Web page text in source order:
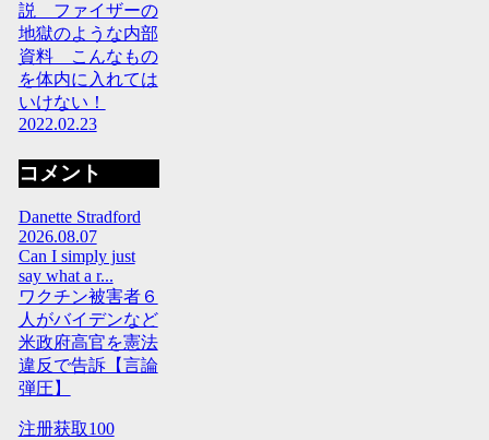
説 ファイザーの
地獄のような内部
資料 こんなもの
を体内に入れては
いけない！
2022.02.23
コメント
Danette Stradford
2026.08.07
Can I simply just
say what a r...
ワクチン被害者６
人がバイデンなど
米政府高官を憲法
違反で告訴【言論
弾圧】
注册获取100